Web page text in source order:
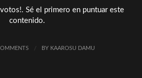
votos!. Sé el primero en puntuar este
contenido.
/ BY KAAROSU DAMU